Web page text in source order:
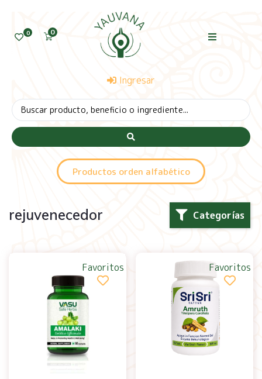
0 0
Ingresar
Productos orden alfabético
Categorías
rejuvenecedor
Favoritos Favoritos